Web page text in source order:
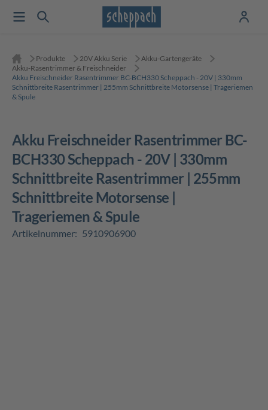
Produkte 20V Akku Serie
Akku-Gartengeräte
Akku-Rasentrimmer & Freischneider
Akku Freischneider Rasentrimmer BC-BCH330 Scheppach - 20V | 330mm
Schnittbreite Rasentrimmer | 255mm Schnittbreite Motorsense | Trageriemen
& Spule
Akku Freischneider Rasentrimmer BC-
BCH330 Scheppach - 20V | 330mm
Schnittbreite Rasentrimmer | 255mm
Schnittbreite Motorsense |
Trageriemen & Spule
Artikelnummer: 5910906900